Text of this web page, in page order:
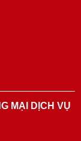
MẠI DỊCH VỤ